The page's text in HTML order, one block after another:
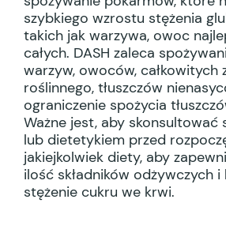
szybkiego wzrostu stężenia
takich jak warzywa, owoc
całych. DASH zaleca
warzyw, owoców, całkowitych
roślinnego, tłuszczów
ograniczenie spożycia
Ważne jest, aby skonsultować
lub dietetykiem przed
jakiejkolwiek diety, aby
ilość składników odżywczych
stężenie cukru we krwi.